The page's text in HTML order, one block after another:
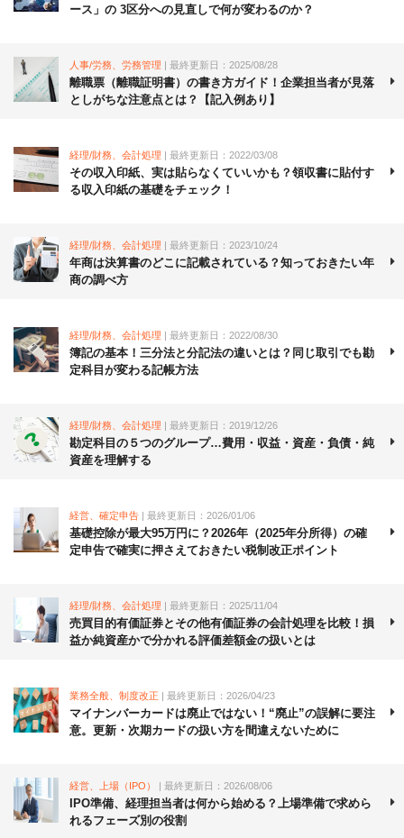
ース」の 3区分への見直しで何が変わるのか？
人事/労務、労務管理 | 最終更新日：2025/08/28
離職票（離職証明書）の書き方ガイド！企業担当者が見落
としがちな注意点とは？【記入例あり】
経理/財務、会計処理 | 最終更新日：2022/03/08
その収入印紙、実は貼らなくていいかも？領収書に貼付す
る収入印紙の基礎をチェック！
経理/財務、会計処理 | 最終更新日：2023/10/24
年商は決算書のどこに記載されている？知っておきたい年
商の調べ方
経理/財務、会計処理 | 最終更新日：2022/08/30
簿記の基本！三分法と分記法の違いとは？同じ取引でも勘
定科目が変わる記帳方法
経理/財務、会計処理 | 最終更新日：2019/12/26
勘定科目の５つのグループ…費用・収益・資産・負債・純
資産を理解する
経営、確定申告 | 最終更新日：2026/01/06
基礎控除が最大95万円に？2026年（2025年分所得）の確
定申告で確実に押さえておきたい税制改正ポイント
経理/財務、会計処理 | 最終更新日：2025/11/04
売買目的有価証券とその他有価証券の会計処理を比較！損
益か純資産かで分かれる評価差額金の扱いとは
業務全般、制度改正 | 最終更新日：2026/04/23
マイナンバーカードは廃止ではない！“廃止”の誤解に要注
意。更新・次期カードの扱い方を間違えないために
経営、上場（IPO） | 最終更新日：2026/08/06
IPO準備、経理担当者は何から始める？上場準備で求めら
れるフェーズ別の役割